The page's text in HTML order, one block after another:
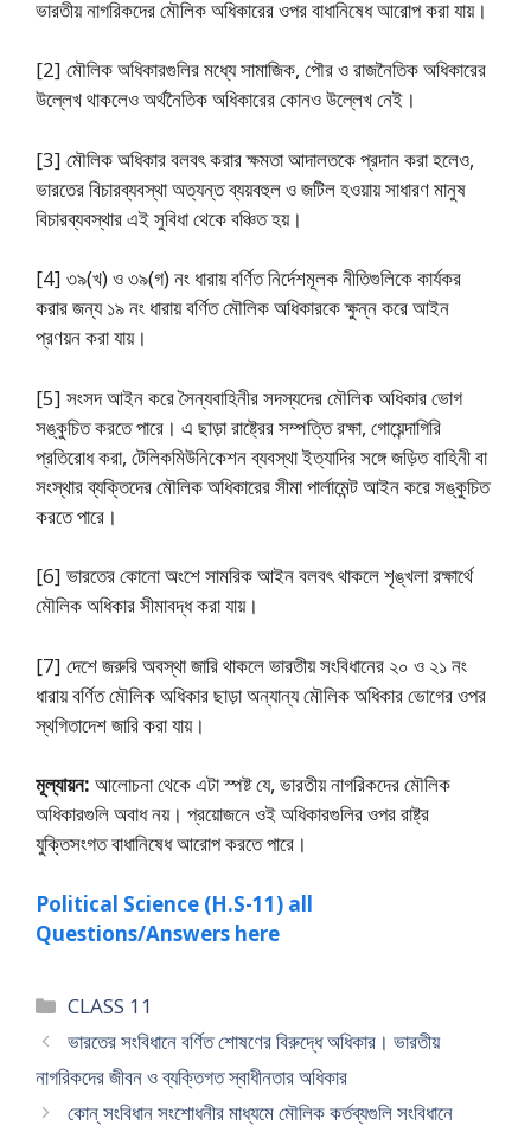
ভারতীয় নাগরিকদের মৌলিক অধিকারের ওপর বাধানিষেধ আরােপ করা যায়।
[2] মৌলিক অধিকারগুলির মধ্যে সামাজিক, পৌর ও রাজনৈতিক অধিকারের
উল্লেখ থাকলেও অর্থনৈতিক অধিকারের কোনও উল্লেখ নেই।
[3] মৌলিক অধিকার বলবৎ করার ক্ষমতা আদালতকে প্রদান করা হলেও,
ভারতের বিচারব্যবস্থা অত্যন্ত ব্যয়বহুল ও জটিল হওয়ায় সাধারণ মানুষ
বিচারব্যবস্থার এই সুবিধা থেকে বঞ্চিত হয়।
[4] ৩৯(খ) ও ৩৯(গ) নং ধারায় বর্ণিত নির্দেশমূলক নীতিগুলিকে কার্যকর
করার জন্য ১৯ নং ধারায় বর্ণিত মৌলিক অধিকারকে ক্ষুন্ন করে আইন
প্রণয়ন করা যায়।
[5] সংসদ আইন করে সৈন্যবাহিনীর সদস্যদের মৌলিক অধিকার ভোগ
সঙ্কুচিত করতে পারে। এ ছাড়া রাষ্ট্রের সম্পত্তি রক্ষা, গােয়েন্দাগিরি
প্রতিরােধ করা, টেলিকমিউনিকেশন ব্যবস্থা ইত্যাদির সঙ্গে জড়িত বাহিনী বা
সংস্থার ব্যক্তিদের মৌলিক অধিকারের সীমা পার্লামেন্ট আইন করে সঙ্কুচিত
করতে পারে।
[6] ভারতের কোনাে অংশে সামরিক আইন বলবৎ থাকলে শৃঙ্খলা রক্ষার্থে
মৌলিক অধিকার সীমাবদ্ধ করা যায়।
[7] দেশে জরুরি অবস্থা জারি থাকলে ভারতীয় সংবিধানের ২০ ও ২১ নং
ধারায় বর্ণিত মৌলিক অধিকার ছাড়া অন্যান্য মৌলিক অধিকার ভােগের ওপর
স্থগিতাদেশ জারি করা যায়।
মূল্যায়ন: আলােচনা থেকে এটা স্পষ্ট যে, ভারতীয় নাগরিকদের মৌলিক
অধিকারগুলি অবাধ নয়। প্রয়ােজনে ওই অধিকারগুলির ওপর রাষ্ট্র
যুক্তিসংগত বাধানিষেধ আরােপ করতে পারে।
Political Science (H.S-11) all
Questions/Answers here
Categories
CLASS 11
ভারতের সংবিধানে বর্ণিত শােষণের বিরুদ্ধে অধিকার। ভারতীয়
নাগরিকদের জীবন ও ব্যক্তিগত স্বাধীনতার অধিকার
কোন্ সংবিধান সংশােধনীর মাধ্যমে মৌলিক কর্তব্যগুলি সংবিধানে